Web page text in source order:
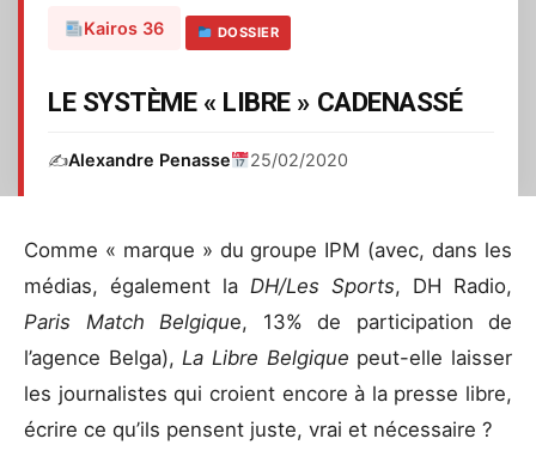
Kairos 36 DOSSIER
LE SYSTÈME « LIBRE » CADENASSÉ
✍️Alexandre Penasse 25/02/2020
Comme « marque » du groupe IPM (avec, dans les
médias, également la DH/Les Sports, DH Radio,
Paris Match Belgique, 13% de participation de
l’agence Belga),La Libre Belgique peut-elle laisser
les journalistes qui croient encore à la presse libre,
écrire ce qu’ils pensent juste, vrai et nécessaire ?